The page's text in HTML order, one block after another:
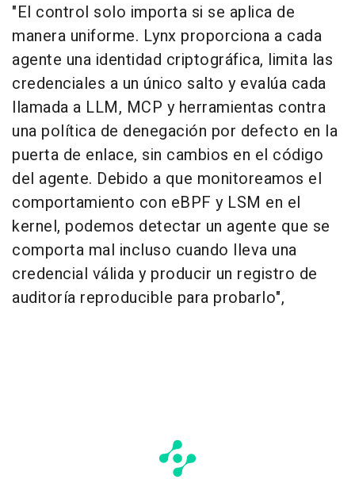
"El control solo importa si se aplica de
manera uniforme. Lynx proporciona a cada
agente una identidad criptográfica, limita las
credenciales a un único salto y evalúa cada
llamada a LLM, MCP y herramientas contra
una política de denegación por defecto en la
puerta de enlace, sin cambios en el código
del agente. Debido a que monitoreamos el
comportamiento con eBPF y LSM en el
kernel, podemos detectar un agente que se
comporta mal incluso cuando lleva una
credencial válida y producir un registro de
auditoría reproducible para probarlo",